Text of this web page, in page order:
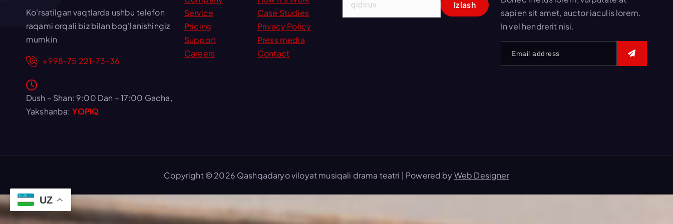
Ko'rsatilgan vaqtlarda ushbu telefon
raqami orqali biz bilan bog'lanishingiz
mumkin
+998-75 221-73-36
Dush – Shan: 9:00 Dan – 17:00 Gacha,
Yakshanba: YOPIQ
Service
Case Studies
Pricing
Privacy Policy
Support
Press media
Careers
Contact
sapien sit amet, auctor iaculis lorem.
In vel hendrerit nisi.
Copyright © 2026 Qashqadaryo viloyat musiqali drama teatri | Powered byWeb Designer
UZ